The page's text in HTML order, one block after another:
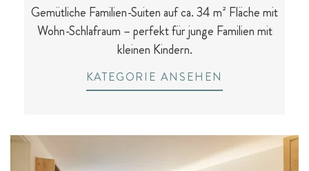
Gemütliche Familien-Suiten auf ca. 34 m² Fläche mit
Wohn-Schlafraum – perfekt für junge Familien mit
kleinen Kindern.
KATEGORIE ANSEHEN
Outdoor-Sport & Tennis